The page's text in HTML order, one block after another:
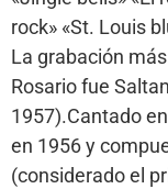
rock» «St. Louis
La grabación
Rosario fue
1957).Cantado
en 1956 y
(considerado el